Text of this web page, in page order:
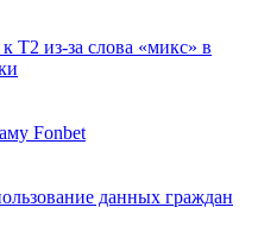
Т2 из-за слова «микс» в
Fonbet
данных граждан